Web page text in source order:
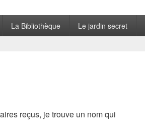
La Bibliothèque Le jardin secret
reçus, je trouve un nom qui